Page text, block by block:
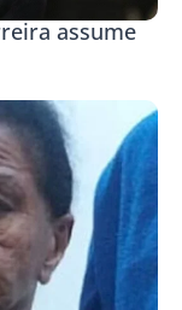
assume